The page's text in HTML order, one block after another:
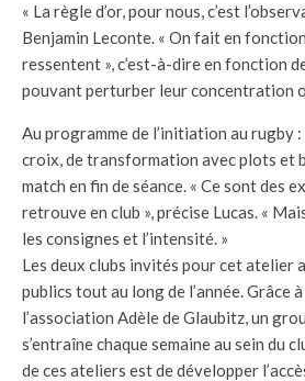
« La règle d’or, pour nous, c’est
Benjamin Leconte. « On fait en
ressentent », c’est-à-dire en fonction
pouvant perturber leur concentration
Au programme de l’initiation au rugby :
croix, de transformation avec plots et
match en fin de séance. « Ce sont des
retrouve en club », précise Lucas. «
les consignes et l’intensité. »
Les deux clubs invités pour cet atelier
publics tout au long de l’année. Grâce
l’association Adèle de Glaubitz, un
s’entraîne chaque semaine au sein du
de ces ateliers est de développer